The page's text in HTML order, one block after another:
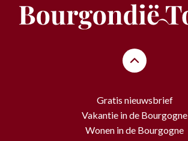
Gratis nieuwsbrief
Vakantie in de Bourgogne
Wonen in de Bourgogne